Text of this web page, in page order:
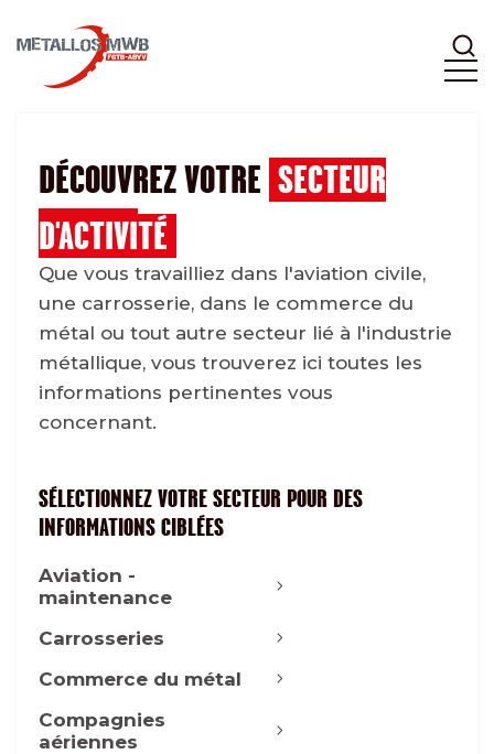
DÉCOUVREZ VOTRE SECTEUR
D'ACTIVITÉ
Que vous travailliez dans l'aviation civile,
une carrosserie, dans le commerce du
métal ou tout autre secteur lié à l'industrie
métallique, vous trouverez ici toutes les
informations pertinentes vous
concernant.
SÉLECTIONNEZ VOTRE SECTEUR POUR DES
INFORMATIONS CIBLÉES
Aviation -
maintenance
Carrosseries
Commerce du métal
Compagnies
aériennes